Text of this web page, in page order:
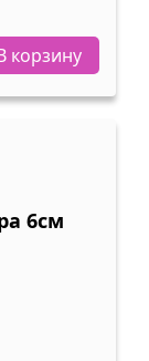
корзину
6см